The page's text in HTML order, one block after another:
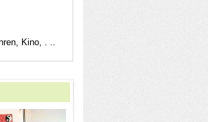
Kino, . ..